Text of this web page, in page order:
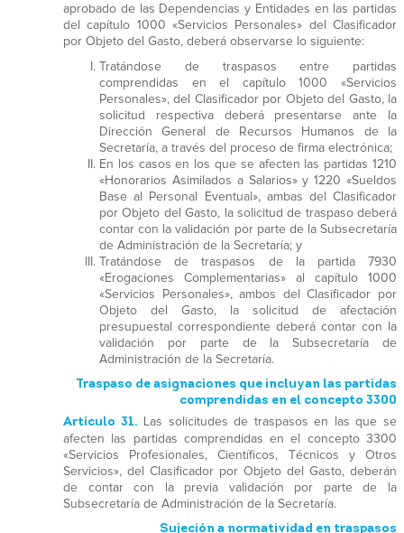
aprobado de las Dependencias y Entidades en las partidas
del capítulo 1000 «Servicios Personales» del Clasificador
por Objeto del Gasto, deberá observarse lo siguiente:
Tratándose de traspasos entre partidas
comprendidas en el capítulo 1000 «Servicios
Personales», del Clasificador por Objeto del Gasto, la
solicitud respectiva deberá presentarse ante la
Dirección General de Recursos Humanos de la
Secretaría, a través del proceso de firma electrónica;
En los casos en los que se afecten las partidas 1210
«Honorarios Asimilados a Salarios» y 1220 «Sueldos
Base al Personal Eventual», ambas del Clasificador
por Objeto del Gasto, la solicitud de traspaso deberá
contar con la validación por parte de la Subsecretaría
de Administración de la Secretaría; y
Tratándose de traspasos de la partida 7930
«Erogaciones Complementarias» al capítulo 1000
«Servicios Personales», ambos del Clasificador por
Objeto del Gasto, la solicitud de afectación
presupuestal correspondiente deberá contar con la
validación por parte de la Subsecretaría de
Administración de la Secretaría.
Traspaso de asignaciones que incluyan las partidas
comprendidas en el concepto 3300
Artículo 31. Las solicitudes de traspasos en las que se
afecten las partidas comprendidas en el concepto 3300
«Servicios Profesionales, Científicos, Técnicos y Otros
Servicios», del Clasificador por Objeto del Gasto, deberán
de contar con la previa validación por parte de la
Subsecretaría de Administración de la Secretaría.
Sujeción a normatividad en traspasos